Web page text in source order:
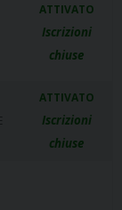
ATTIVATO
Iscrizioni
chiuse
ATTIVATO
Iscrizioni
chiuse